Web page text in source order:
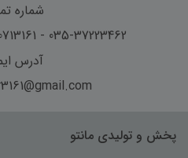
شماره
035-37223462 - 09130713161 - 03591093161
آدرس
پخش و تولیدی مانتو